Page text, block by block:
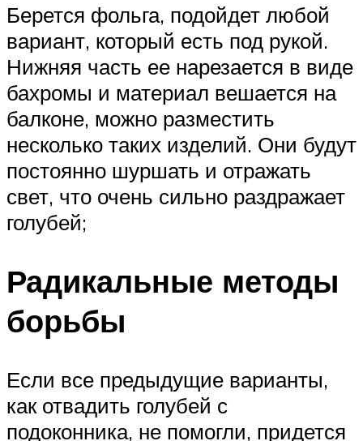
Берется фольга, подойдет любой
вариант, который есть под рукой.
Нижняя часть ее нарезается в виде
бахромы и материал вешается на
балконе, можно разместить
несколько таких изделий. Они будут
постоянно шуршать и отражать
свет, что очень сильно раздражает
голубей;
Радикальные методы
борьбы
Если все предыдущие варианты,
как отвадить голубей с
подоконника, не помогли, придется